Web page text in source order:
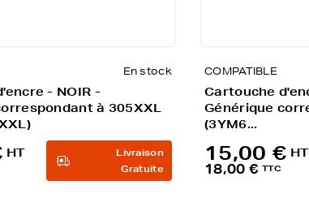
En stock
- NOIR -
à 305XXL
HT
Livraison
Gratuite
COMPATIBLE
Cartouche
Générique
(3YM6...
15,00 € HT
18,00 € TTC